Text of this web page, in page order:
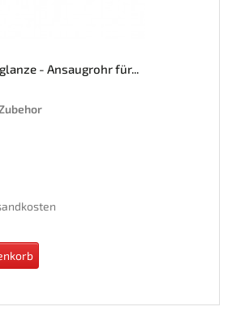
- Ansaugrohr für...